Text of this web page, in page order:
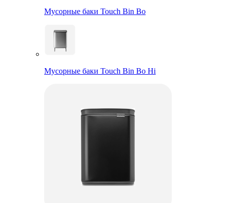
Мусорные баки Touch Bin Bo
Мусорные баки Touch Bin Bo Hi